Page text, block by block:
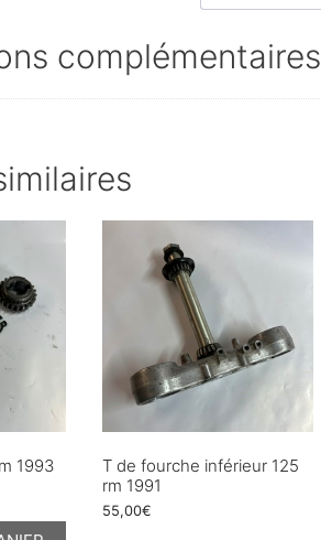
complémentaires
1993
T de fourche inférieur 125
rm 1991
55,00€